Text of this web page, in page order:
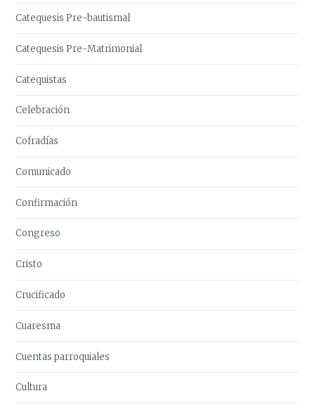
Catequesis Pre-bautismal
Catequesis Pre-Matrimonial
Catequistas
Celebración
Cofradías
Comunicado
Confirmación
Congreso
Cristo
Crucificado
Cuaresma
Cuentas parroquiales
Cultura